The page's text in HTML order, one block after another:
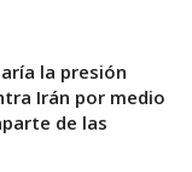
la presión
Irán por medio
de las